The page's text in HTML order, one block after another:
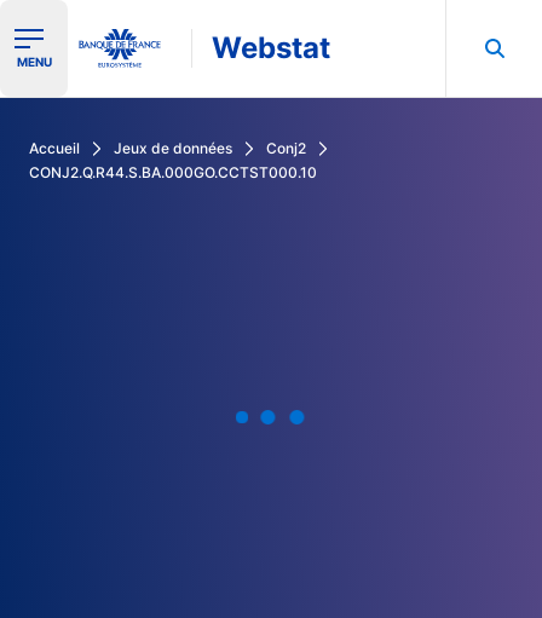
Ouvrir le menu de navigation
MENU Webstat
Accueil Jeux de données
Conj2
CONJ2.Q.R44.S.BA.000GO.CCTST000.10